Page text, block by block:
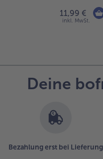
11,99 €
inkl. MwSt.
Deine
Bezahlung erst bei Lieferung